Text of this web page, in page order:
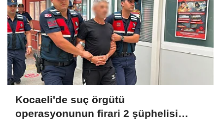
Kocaeli'de suç örgütü
operasyonunun firari 2 şüphelisi